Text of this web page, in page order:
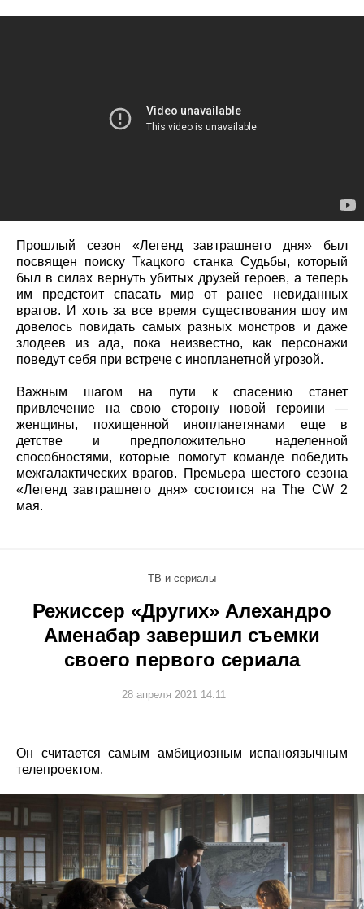
Прошлый сезон «Легенд завтрашнего дня» был
посвящен поиску Ткацкого станка Судьбы, который
был в силах вернуть убитых друзей героев, а теперь
им предстоит спасать мир от ранее невиданных
врагов. И хоть за все время существования шоу им
довелось повидать самых разных монстров и даже
злодеев из ада, пока неизвестно, как персонажи
поведут себя при встрече с инопланетной угрозой.
Важным шагом на пути к спасению станет
привлечение на свою сторону новой героини —
женщины, похищенной инопланетянами еще в
детстве и предположительно наделенной
способностями, которые помогут команде победить
межгалактических врагов. Премьера шестого сезона
«Легенд завтрашнего дня» состоится на The CW 2
мая.
ТВ и сериалы
Режиссер «Других» Алехандро
Аменабар завершил съемки
своего первого сериала
28 апреля 2021 14:11
Он считается самым амбициозным испаноязычным
телепроектом.